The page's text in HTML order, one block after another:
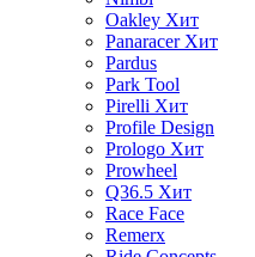
Oakley Хит
Panaracer Хит
Pardus
Park Tool
Pirelli Хит
Profile Design
Prologo Хит
Prowheel
Q36.5 Хит
Race Face
Remerx